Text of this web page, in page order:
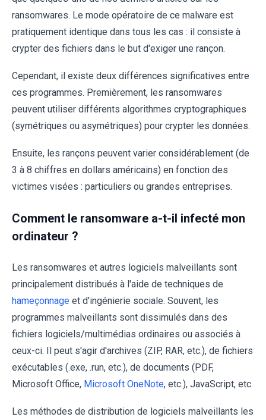
ransomwares. Le mode opératoire de ce malware est
pratiquement identique dans tous les cas : il consiste à
crypter des fichiers dans le but d'exiger une rançon.
Cependant, il existe deux différences significatives entre
ces programmes. Premièrement, les ransomwares
peuvent utiliser différents algorithmes cryptographiques
(symétriques ou asymétriques) pour crypter les données.
Ensuite, les rançons peuvent varier considérablement (de
3 à 8 chiffres en dollars américains) en fonction des
victimes visées : particuliers ou grandes entreprises.
Comment le ransomware a-t-il infecté mon
ordinateur ?
Les ransomwares et autres logiciels malveillants sont
principalement distribués à l'aide de techniques de
hameçonnage et d'ingénierie sociale. Souvent, les
programmes malveillants sont dissimulés dans des
fichiers logiciels/multimédias ordinaires ou associés à
ceux-ci. Il peut s'agir d'archives (ZIP, RAR, etc.), de fichiers
exécutables (.exe, .run, etc.), de documents (PDF,
Microsoft Office, Microsoft OneNote, etc.), JavaScript, etc.
Les méthodes de distribution de logiciels malveillants les